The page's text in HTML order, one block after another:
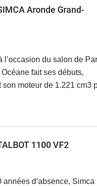
Aronde Grand-
l’occasion du salon de
fait ses débuts,
moteur de 1.221 cm3
1100 VF2
d’absence, Simca